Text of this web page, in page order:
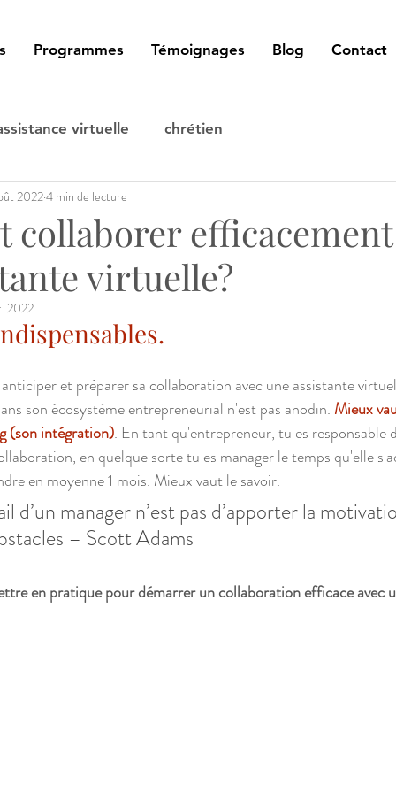
Programmes Témoignages Blog Contact
virtuelle chrétien
collaborer
virtuelle?
20224 min de lecture
2022
et préparer sa collaboration avec une assistante
son écosystème entrepreneurial n'est pas anodin. Mieux
(son intégration). En tant qu'entrepreneur, tu es responsable
en quelque sorte tu es manager le temps qu'elle
en moyenne 1 mois. Mieux vaut le savoir.
d’un manager n’est pas d’apporter la
– Scott Adams
en pratique pour démarrer un collaboration efficace avec